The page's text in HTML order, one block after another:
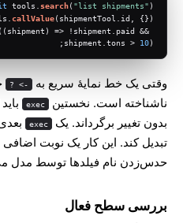
tools. search( "list shipments" );
callValue(shipmentTool. id , {});
( ( shipment ) => !shipment. paid &&
shipment. tons > 10);
وقتی یک خط نمایهٔ سریع به -> ?
ناشناخته است. نخستین
exec باید
بدون تغییر برگرداند. یک
exec
تبدیل کند. این کار یک نوبت اضافی
حدس‌زدن نام فیلدها توسط مدل
بررسی سطح فعال